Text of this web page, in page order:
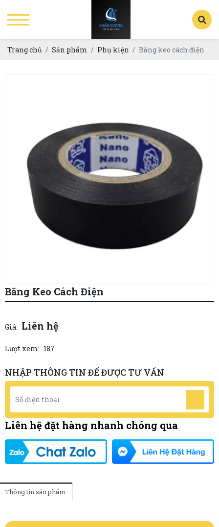
Trang chủ Sản phẩm Phụ kiện Băng keo cách điện
Băng Keo Cách Điện
Giá: Liên hệ
Lượt xem: 187
NHẬP THÔNG TIN ĐỂ ĐƯỢC TƯ VẤN
Liên hệ đặt hàng nhanh chóng qua
Thông tin sản phẩm